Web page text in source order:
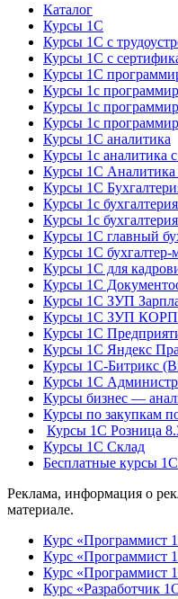
Каталог
Курсы 1С
Курсы 1С с
Курсы 1С с
Курсы 1С
Курсы 1с
Курсы 1с
Курсы 1с
Курсы 1С аналитика
Курсы 1с аналитика
Курсы 1С Аналитика
Курсы 1С
Курсы 1с
Курсы 1с
Курсы 1С главный
Курсы 1С бухгалтер-
Курсы 1С для
Курсы 1С
Курсы 1С ЗУП
Курсы 1С ЗУП КОРП
Курсы 1С
Курсы 1С Яндекс
Курсы 1С-Битрикс
Курсы 1С
Курсы бизнес —
Курсы по закупкам
Курсы 1С Розница
Курсы 1С Склад
Бесплатные курсы 1С
Реклама, информация о
материале.
Курс «Программист
Курс «Программист
Курс «Программист
Курс «Разработчик